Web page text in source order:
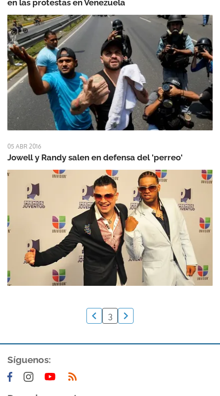
en las protestas en Venezuela
05 ABR 2016
Jowell y Randy salen en defensa del 'perreo'
3
Síguenos: